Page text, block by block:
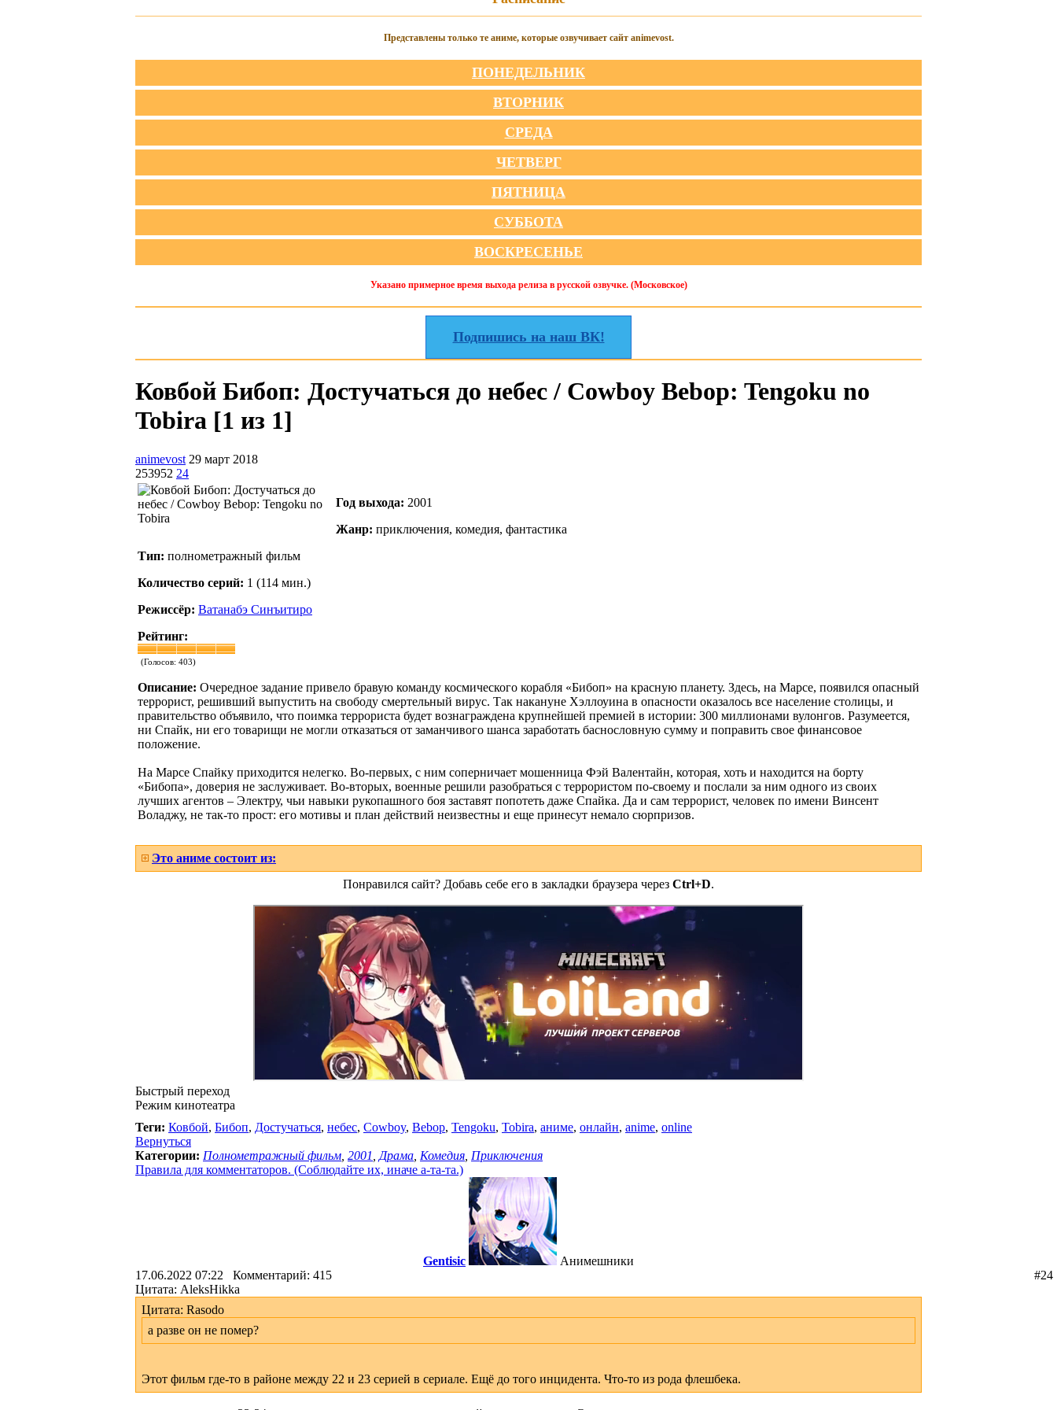
Представлены только те аниме, которые озвучивает сайт animevost.
ПОНЕДЕЛЬНИК
ВТОРНИК
СРЕДА
ЧЕТВЕРГ
ПЯТНИЦА
СУББОТА
ВОСКРЕСЕНЬЕ
Указано примерное время выхода релиза в русской озвучке. (Московское)
Подпишись на наш ВК!
Ковбой Бибоп: Достучаться до небес / Cowboy Bebop: Tengoku no
Tobira [1 из 1]
animevost 29 март 2018
253952 24
Год выхода: 2001
Жанр: приключения, комедия, фантастика
Тип: полнометражный фильм
Количество серий: 1 (114 мин.)
Режиссёр: Ватанабэ Синъитиро
Рейтинг:
(Голосов: 403)
Описание: Очередное задание привело бравую команду космического корабля «Бибоп» на красную планету. Здесь, на Марсе, появился опасный
террорист, решивший выпустить на свободу смертельный вирус. Так накануне Хэллоуина в опасности оказалось все население столицы, и
правительство объявило, что поимка террориста будет вознаграждена крупнейшей премией в истории: 300 миллионами вулонгов. Разумеется,
ни Спайк, ни его товарищи не могли отказаться от заманчивого шанса заработать баснословную сумму и поправить свое финансовое
положение.
На Марсе Спайку приходится нелегко. Во-первых, с ним соперничает мошенница Фэй Валентайн, которая, хоть и находится на борту
«Бибопа», доверия не заслуживает. Во-вторых, военные решили разобраться с террористом по-своему и послали за ним одного из своих
лучших агентов – Электру, чьи навыки рукопашного боя заставят попотеть даже Спайка. Да и сам террорист, человек по имени Винсент
Воладжу, не так-то прост: его мотивы и план действий неизвестны и еще принесут немало сюрпризов.
Это аниме состоит из:
Понравился сайт? Добавь себе его в закладки браузера через Ctrl+D.
Быстрый переход
Режим кинотеатра
Теги: Ковбой, Бибоп, Достучаться, небес, Cowboy, Bebop, Tengoku, Tobira, аниме, онлайн, anime, online
Вернуться
Категории: Полнометражный фильм 2001 Драма Комедия Приключения
Правила для комментаторов. (Соблюдайте их, иначе а-та-та.)
Gentisic
Анимешники
17.06.2022 07:22 Комментарий: 415
#24
Цитата: AleksHikka
Цитата: Rasodo
а разве он не помер?
Этот фильм где-то в районе между 22 и 23 серией в сериале. Ещё до того инцидента. Что-то из рода флешбека.